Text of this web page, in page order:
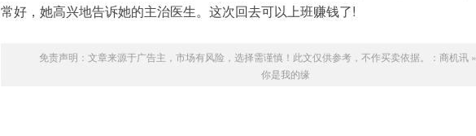
常好，她高兴地告诉她的主治医生。这次回去可以上班赚钱了!
免责声明：文章来源于广告主，市场有风险，选择需谨慎！此文仅供参考，不作买卖依据。： 商机讯»
你是我的缘